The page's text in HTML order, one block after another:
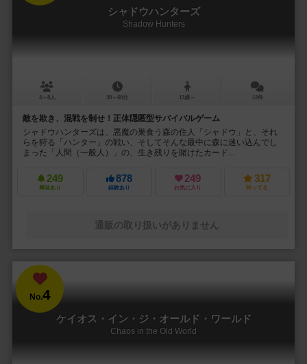
シャドウハンターズ
Shadow Hunters
4～8人 30～60分 13歳～ 12件
敵を欺き、混戦を制せ！正体隠匿型サバイバルゲーム
シャドウハンターズは、悪魔の巣食う森の住人「シャドウ」と、それ
らを狩る「ハンター」の戦い、そしてそんな最中に森に迷い込んでし
まった「人間（一般人）」の、生き残りを賭けたカード...
249
興味あり
878
経験あり
249
お気に入り
317
持ってる
通販の取り扱いがありません
No.4
ケイオス・イン・ジ・オールド・ワールド
Chaos in the Old World